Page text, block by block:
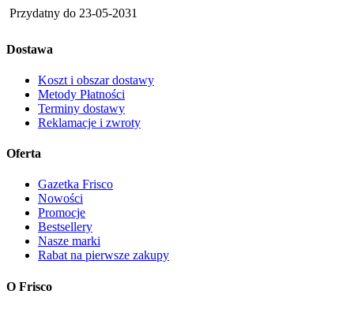
Przydatny do 23-05-2031
Dostawa
Koszt i obszar dostawy
Metody Płatności
Terminy dostawy
Reklamacje i zwroty
Oferta
Gazetka Frisco
Nowości
Promocje
Bestsellery
Nasze marki
Rabat na pierwsze zakupy
O Frisco